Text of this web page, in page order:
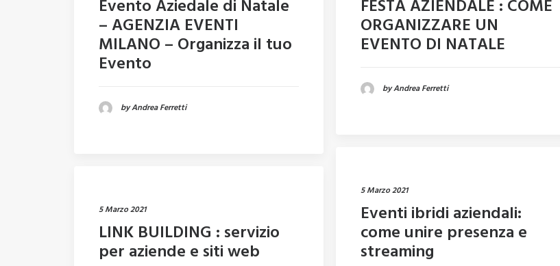
Evento Aziedale di Natale
– AGENZIA EVENTI
MILANO – Organizza il tuo
Evento
by Andrea Ferretti
FESTA AZIENDALE : COME
ORGANIZZARE UN
EVENTO DI NATALE
by Andrea Ferretti
5 Marzo 2021
Eventi ibridi aziendali:
come unire presenza e
streaming
5 Marzo 2021
LINK BUILDING : servizio
per aziende e siti web